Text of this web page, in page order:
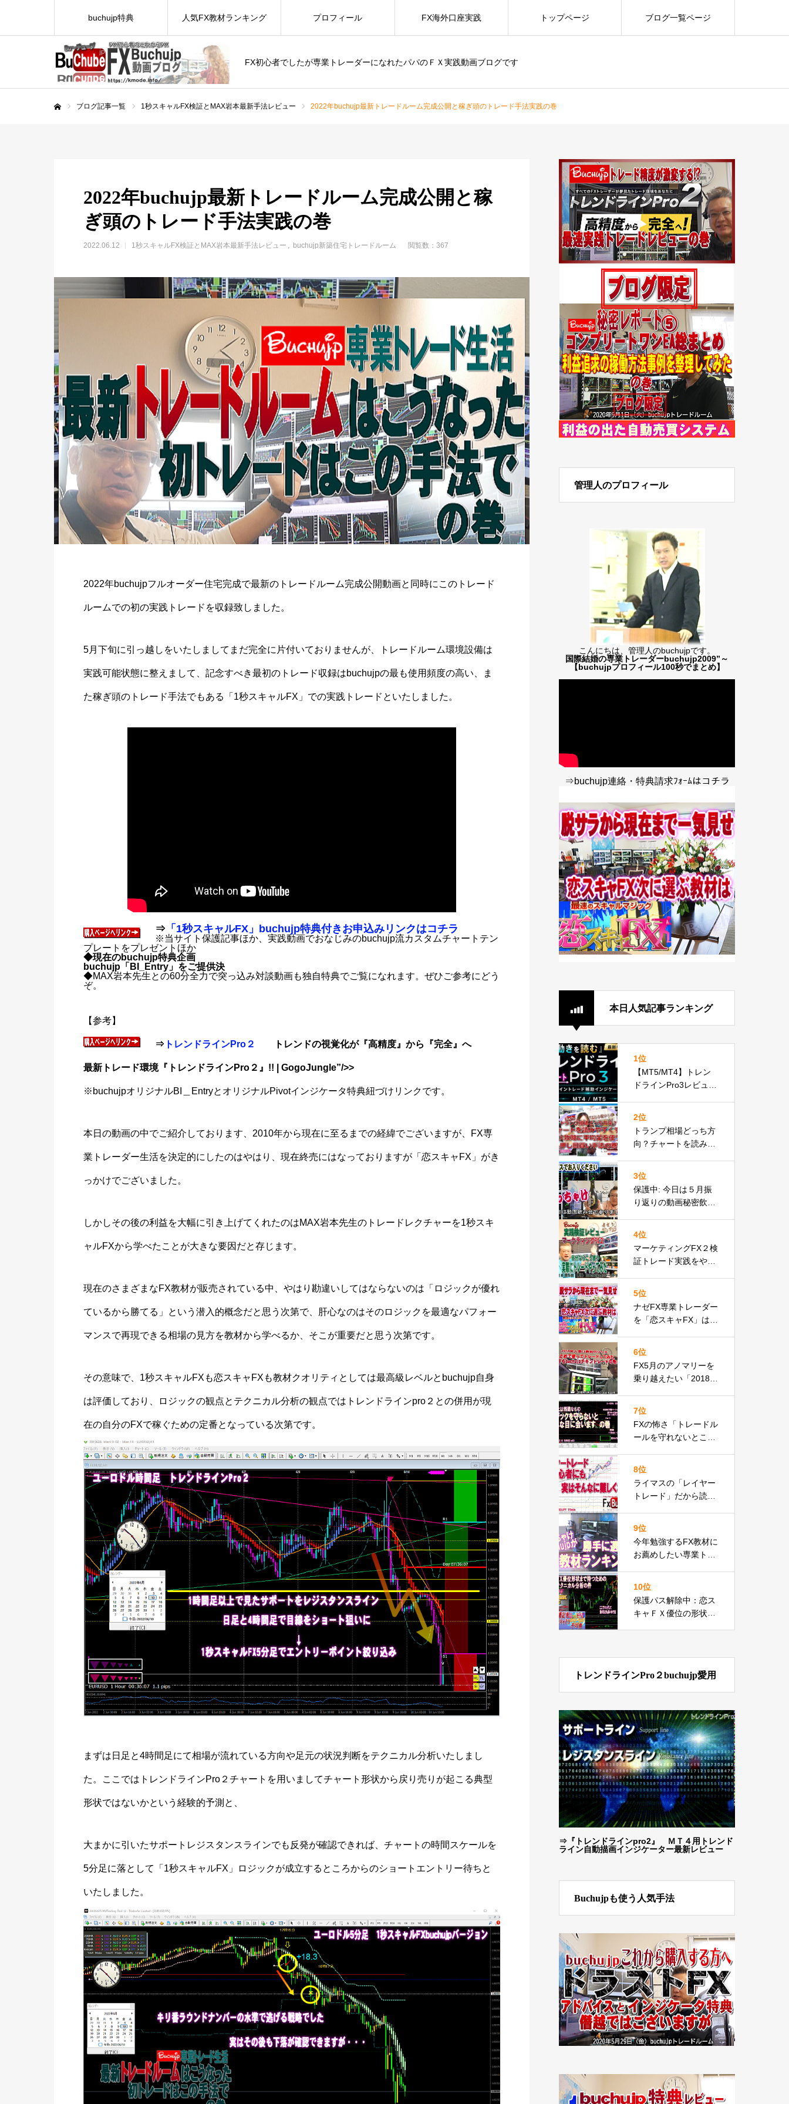
FX初心者でしたが専業トレーダーになれたパパのＦＸ実践動画ブログです
buchujp特典 人気FX教材ランキング プロフィール FX海外口座実践 トップページ ブログ一覧ページ
ブログ記事一覧 1秒スキャルFX検証とMAX岩本最新手法レビュー 2022年buchujp最新トレードルーム完成公開と稼ぎ頭のトレード手法実践の巻
2022年buchujp最新トレードルーム完成公開と稼
ぎ頭のトレード手法実践の巻
2022.06.12 1秒スキャルFX検証とMAX岩本最新手法レビュー buchujp新築住宅トレードルーム 閲覧数：367
2022年buchujpフルオーダー住宅完成で最新のトレードルーム完成公開動画と同時にこのトレード
ルームでの初の実践トレードを収録致しました。
5月下旬に引っ越しをいたしましてまだ完全に片付いておりませんが、トレードルーム環境設備は
実践可能状態に整えまして、記念すべき最初のトレード収録はbuchujpの最も使用頻度の高い、ま
た稼ぎ頭のトレード手法でもある「1秒スキャルFX」での実践トレードといたしました。
⇒ 「1秒スキャルFX」buchujp特典付きお申込みリンクはコチラ
※当サイト保護記事ほか、実践動画でおなじみのbuchujp流カスタムチャートテン
プレートをプレゼントほか
◆現在のbuchujp特典企画
buchujp「BI_Entry」をご提供決
◆MAX岩本先生との60分全力で突っ込み対談動画も独自特典でご覧になれます。ぜひご参考にどう
ぞ。
【参考】
⇒ トレンドラインPro２ トレンドの視覚化が『高精度』から『完全』へ
最新トレード環境『トレンドラインPro２』!! | GogoJungle”/>>
※buchujpオリジナルBI＿EntryとオリジナルPivotインジケータ特典紐づけリンクです。
本日の動画の中でご紹介しております、2010年から現在に至るまでの経緯でございますが、FX専
業トレーダー生活を決定的にしたのはやはり、現在終売にはなっておりますが「恋スキャFX」がき
っかけでございました。
しかしその後の利益を大幅に引き上げてくれたのはMAX岩本先生のトレードレクチャーを1秒スキ
ャルFXから学べたことが大きな要因だと存じます。
現在のさまざまなFX教材が販売されている中、やはり勘違いしてはならないのは「ロジックが優れ
ているから勝てる」という潜入的概念だと思う次第で、肝心なのはそのロジックを最適なパフォー
マンスで再現できる相場の見方を教材から学べるか、そこが重要だと思う次第です。
その意味で、1秒スキャルFXも恋スキャFXも教材クオリティとしては最高級レベルとbuchujp自身
は評価しており、ロジックの観点とテクニカル分析の観点ではトレンドラインpro２との併用が現
在の自分のFXで稼ぐための定番となっている次第です。
まずは日足と4時間足にて相場が流れている方向や足元の状況判断をテクニカル分析いたしまし
た。ここではトレンドラインPro２チャートを用いましてチャート形状から戻り売りが起こる典型
形状ではないかという経験的予測と、
大まかに引いたサポートレジスタンスラインでも反発が確認できれば、チャートの時間スケールを
5分足に落として「1秒スキャルFX」ロジックが成立するところからのショートエントリー待ちと
いたしました。
管理人のプロフィール
こんにちは、管理人のbuchujpです。
国際結婚の専業トレーダーbuchujp2009”～
【buchujpプロフィール100秒でまとめ】
⇒buchujp連絡・特典請求ﾌｫｰﾑはコチラ
本日人気記事ランキング
1位
【MT5/MT4】トレン
ドラインPro3レビュー
遂に正式リリースbuch
ujp速報
2位
トランプ相場どっち方
向？チャートを読みや
巻
3位
保護中: 今日は５月振
り返りの動画秘密飲み
4位
マーケティングFX２検
証トレード実践をやっ
5位
ナゼFX専業トレーダー
を「恋スキャFX」は量
一気見せ！
6位
FX5月のアノマリーを
乗り越えたい「2018年
レードやってみたの巻
7位
FXの怖さ「トレードル
ールを守れないとこん
ンチ脱出編動画
8位
ライマスの「レイヤー
トレード」だから読め
9位
今年勉強するFX教材に
お薦めしたい専業トレ
10位
保護パス解除中：恋ス
キャＦＸ優位の形状ま
トレンドラインPro２buchujp愛用
⇒ 『トレンドラインpro2』 ＭＴ４用トレンド
ライン自動描画インジケーター最新レビュー
Buchujpも使う人気手法